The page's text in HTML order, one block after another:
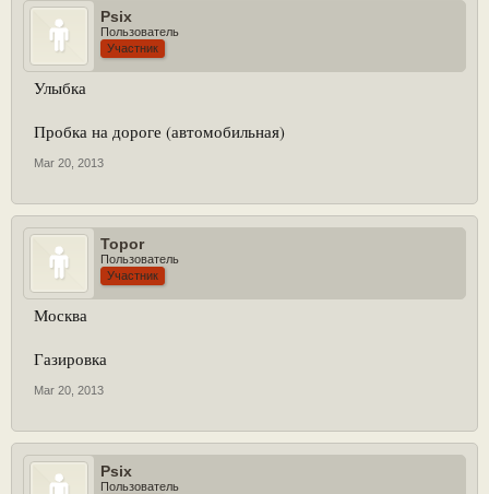
Psix
Пользователь
Участник
Улыбка
Пробка на дороге (автомобильная)
Mar 20, 2013
Topor
Пользователь
Участник
Москва
Газировка
Mar 20, 2013
Psix
Пользователь